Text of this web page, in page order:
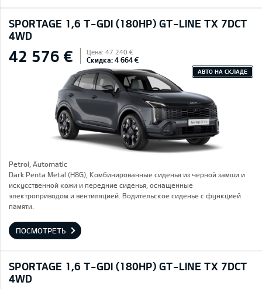
SPORTAGE 1,6 T-GDI (180HP) GT-LINE TX 7DCT
4WD
42 576 € Цена: 47 240 €
Скидка: 4 664 €
АВТО НА СКЛАДЕ
Petrol, Automatic
Dark Penta Metal (H8G), Комбинированные сиденья из черной замши и
искусственной кожи и передние сиденья, оснащенные
электроприводом и вентиляцией. Водительское сиденье с функцией
памяти.
ПОСМОТРЕТЬ
SPORTAGE 1,6 T-GDI (180HP) GT-LINE TX 7DCT
4WD